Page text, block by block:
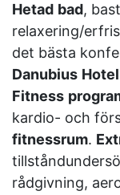
Hetad bad,
relaxering/
det bästa
Danubius Hotel
Fitness
kardio- och
fitnessrum.
rådgivning,